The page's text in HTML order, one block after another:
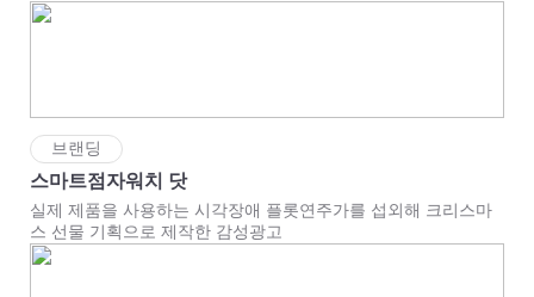
브랜딩
스마트점자워치 닷
실제 제품을 사용하는 시각장애 플롯연주가를 섭외해 크리스마
스 선물 기획으로 제작한 감성광고